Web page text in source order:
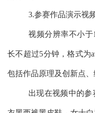
3.参赛作品演示视
视频分辨率不小于
长不超过5分钟，格式为
包括作品原理及创新点、
出现在视频中的